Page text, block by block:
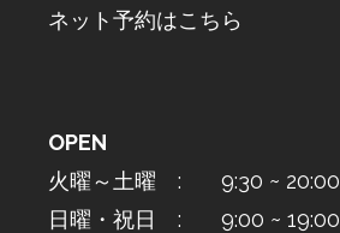
ネット予約はこちら
OPEN
火曜～土曜 : 9:30 ~ 20:00
日曜・祝日 : 9:00 ~ 19:00